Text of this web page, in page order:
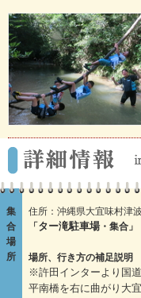
集
合
場
所
住所：沖縄県大宜味村津
「 ター滝駐車場・集合」
場所、行き方の補足説明
※許田インターより国
平南橋を右に曲がり大